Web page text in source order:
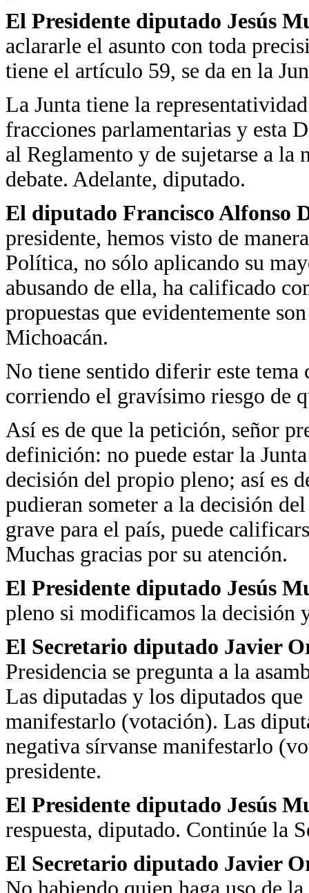
El Presidente diputado Jesús
aclararle el asunto con toda
tiene el artículo 59, se da en la
La Junta tiene la
fracciones parlamentarias y esta
al Reglamento y de sujetarse a la
debate. Adelante, diputado.
El diputado Francisco Alfonso
presidente, hemos visto de
Política, no sólo aplicando su
abusando de ella, ha calificado
propuestas que evidentemente
Michoacán.
No tiene sentido diferir este
corriendo el gravísimo riesgo de
Así es de que la petición, señor
definición: no puede estar la
decisión del propio pleno; así es
pudieran someter a la decisión
grave para el país, puede
Muchas gracias por su atención.
El Presidente diputado Jesús
pleno si modificamos la decisión
El Secretario diputado Javier
Presidencia se pregunta a la
Las diputadas y los diputados
manifestarlo (votación). Las
negativa sírvanse manifestarlo
presidente.
El Presidente diputado Jesús
respuesta, diputado. Continúe la
El Secretario diputado Javier